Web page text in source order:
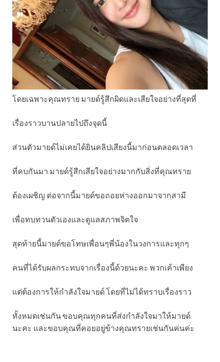
โดยเฉพาะคุณทราย มายด์รู้สึกผิดและเสียใจอย่างที่สุดที่
เรื่องราวบานปลายไปถึงจุดนี้
ส่วนตัวมายด์ไม่เคยได้ยินคลิปเสียงนี้มาก่อนตลอดเวลา
ที่คบกันมา มายด์รู้สึกเสียใจอย่างมากกับสิ่งที่คุณทราย
ต้องเผชิญ ต่อจากนี้มายด์ขอถอยห่างออกมาจากสามี
เพื่อทบทวนตัวเองและดูแลสภาพจิตใจ
สุดท้ายนี้มายด์ขอโทษเพื่อนๆพี่น้องในวงการและทุกๆ
คนที่ได้รับผลกระทบจากเรื่องนี้ด้วยนะคะ พวกเค้าเพียง
แต่ต้องการให้กำลังใจมายด์ โดยที่ไม่ได้ทราบเรื่องราว
ทั้งหมดเช่นกัน ขอบคุณทุกคนที่ส่งกำลังใจมาให้มายด์
นะคะ และขอบคุณที่คอยอยู่ข้างคุณทรายเช่นกันค่นค่ะ